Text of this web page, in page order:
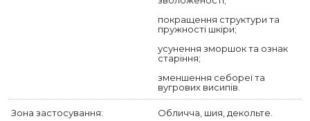
покращення структури та
пружності шкіри;
усунення зморшок та ознак
старіння;
зменшення себореї та
вугрових висипів.
Зона застосування: Обличча, шия, декольте.